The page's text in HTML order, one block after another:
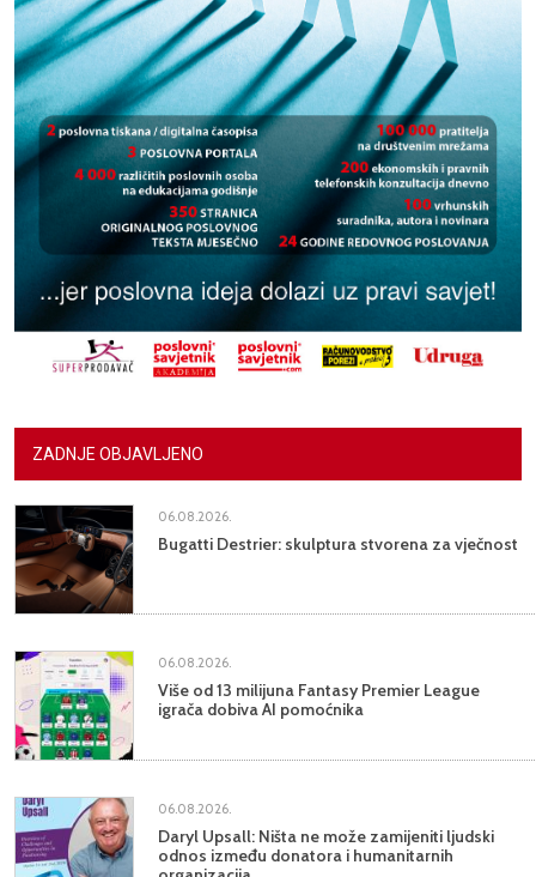
ZADNJE OBJAVLJENO
06.08.2026.
Bugatti Destrier: skulptura stvorena za vječnost
06.08.2026.
Više od 13 milijuna Fantasy Premier League
igrača dobiva AI pomoćnika
06.08.2026.
Daryl Upsall: Ništa ne može zamijeniti ljudski
odnos između donatora i humanitarnih